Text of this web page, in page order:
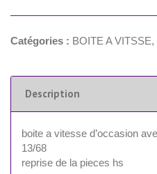
Catégories : BOITE A VITSSE,
Description
boite a vitesse d’occasion
13/68
reprise de la pieces hs